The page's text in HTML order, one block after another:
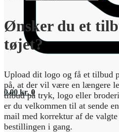
0,00 kr. 0
Ønsker du et
tøjet?
Upload dit logo og få et tilbud
på, at der vil være en længere
tilbud på tryk, logo eller
er du velkommen til at sende
mail med korrektur af de
bestillingen i gang.